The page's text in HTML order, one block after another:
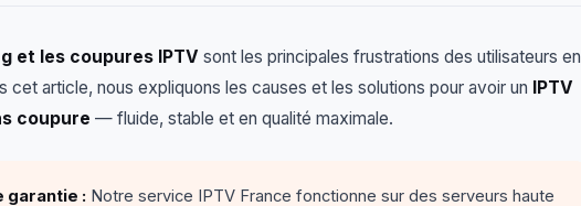
et les coupures IPTV sont les principales frustrations des utilisateurs en
cet article, nous expliquons les causes et les solutions pour avoir un
IPTV
coupure — fluide, stable et en qualité maximale.
garantie : Notre service IPTV France fonctionne sur des serveurs haute